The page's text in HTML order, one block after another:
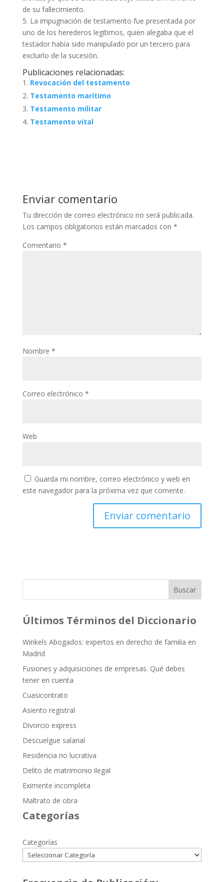
de su fallecimiento.
5. La impugnación de testamento fue presentada por
uno de los herederos legítimos, quien alegaba que el
testador había sido manipulado por un tercero para
excluirlo de la sucesión.
Publicaciones relacionadas:
Revocación del testamento
Testamento marítimo
Testamento militar
Testamento vital
Enviar comentario
Tu dirección de correo electrónico no será publicada.
Los campos obligatorios están marcados con *
Comentario *
Nombre *
Correo electrónico *
Web
Guarda mi nombre, correo electrónico y web en
este navegador para la próxima vez que comente.
Buscar
Últimos Términos del Diccionario
Winkels Abogados: expertos en derecho de familia en
Madrid
Fusiones y adquisiciones de empresas. Qué debes
tener en cuenta
Cuasicontrato
Asiento registral
Divorcio express
Descuelgue salarial
Residencia no lucrativa
Delito de matrimonio ilegal
Eximente incompleta
Maltrato de obra
Categorías
Categorías